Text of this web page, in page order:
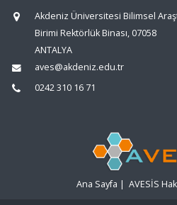
Akdeniz Üniversitesi Bilimsel
Birimi Rektörlük Binası, 07058
ANTALYA
aves@akdeniz.edu.tr
0242 310 16 71
Ana Sayfa | AVESİS